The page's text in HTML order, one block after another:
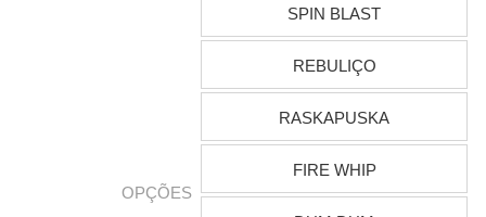
OPÇÕES
SPIN BLAST
REBULIÇO
RASKAPUSKA
FIRE WHIP